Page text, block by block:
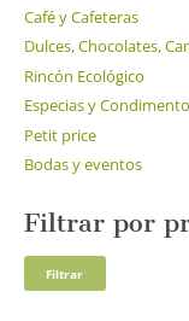
Café y Cafeteras
Dulces, Chocolates,
Rincón Ecológico
Especias y
Petit price
Bodas y eventos
Filtrar por
Filtrar